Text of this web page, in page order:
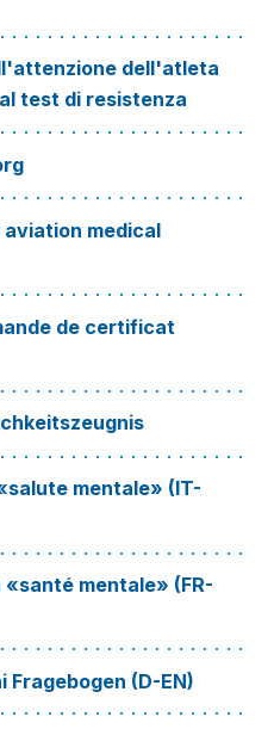
dell'atleta
test di resistenza
medical
de certificat
mentale» (IT-
mentale» (FR-
Fragebogen (D-EN)